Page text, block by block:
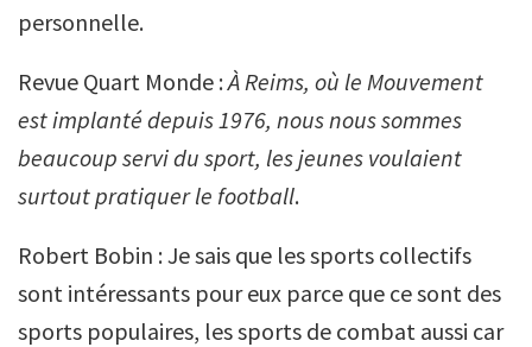
personnelle.
Revue Quart Monde :À Reims, où le Mouvement
est implanté depuis 1976, nous nous sommes
beaucoup servi du sport, les jeunes voulaient
surtout pratiquer le football.
Robert Bobin : Je sais que les sports collectifs
sont intéressants pour eux parce que ce sont des
sports populaires, les sports de combat aussi car